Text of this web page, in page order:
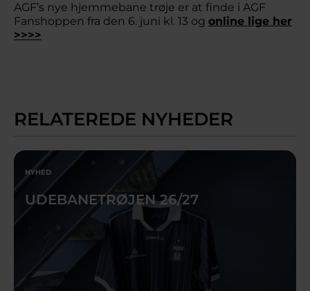
AGF’s nye hjemmebane trøje er at finde i AGF
Fanshoppen fra den 6. juni kl. 13 og online lige her
>>>>
RELATEREDE NYHEDER
NYHED
UDEBANETRØJEN 26/27